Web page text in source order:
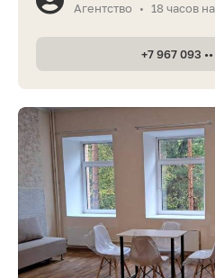
Агентство
• 18 часов
+7 967 093 ••